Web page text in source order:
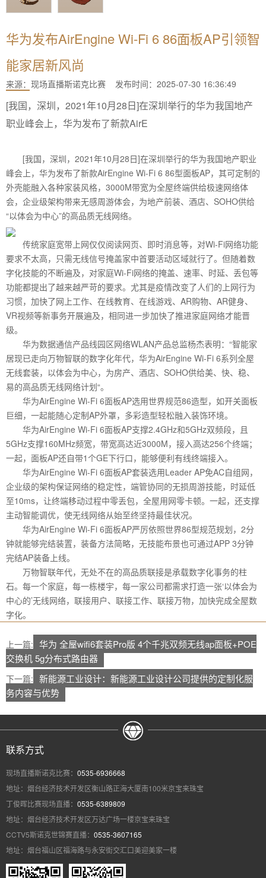
华为发布AirEngine Wi-Fi 6 86面板AP引领智
能家居新风尚
来源： 现场直播斯诺克比赛 发布时间：2025-07-30 16:36:49
[我国，深圳，2021年10月28日]在深圳举行的华为我国地产
职业峰会上，华为发布了新款AirE
[我国，深圳，2021年10月28日]在深圳举行的华为我国地产职业
峰会上，华为发布了新款AirEngine Wi-Fi 6 86型面板AP，其可定制的
外壳能融入各种家装风格，3000M带宽为全屋终端供给极速网络体
会，企业级架构带来无感周游体会，为地产前装、酒店、SOHO供给
“以体会为中心”的高品质无线网络。
传统家庭宽带上网仅仅阅读网页、即时消息等，对Wi-Fi网络功能
要求不太高，只需无线信号掩盖家中首要活动区域就行了。但随着数
字化技能的不断遍及，对家庭Wi-Fi网络的掩盖、速率、时延、丢包等
功能都提出了越来越严苛的要求。尤其是疫情改变了人们的上网行为
习惯，加快了网上工作、在线教育、在线游戏、AR购物、AR健身、
VR视频等新事务开展遍及，相同进一步加快了推进家庭网络才能晋
级。
华为数据通信产品线园区网络WLAN产品总监杨杰表明：“智能家
居现已走向万物智联的数字化年代，华为AirEngine Wi-Fi 6系列全屋
无线套装，以体会为中心，为房产、酒店、SOHO供给美、快、稳、
易的高品质无线网络计划“。
华为AirEngine Wi-Fi 6面板AP选用世界规范86造型，如开关面板
巨细，一起能随心定制AP外罩，多彩造型轻松融入装饰环境。
华为AirEngine Wi-Fi 6面板AP支撑2.4GHz和5GHz双频段，且
5GHz支撑160MHz频宽，带宽高达近3000M，接入高达256个终端；
一起，面板AP还自带1个GE下行口，能够便利有线终端接入。
华为AirEngine Wi-Fi 6面板AP套装选用Leader AP免AC自组网，
企业级的架构保证网络的稳定性，端管协同的无损周游技能，时延低
至10ms，让终端移动过程中零丢包，全屋用网零卡顿。一起，还支撑
主动智能调优，使无线网络从始至终坚持最佳状况。
华为AirEngine Wi-Fi 6面板AP严厉依照世界86型规范规划，2分
钟就能够完结装置，装备方法简略，无技能布景也可通过APP 3分钟
完结AP装备上线。
万物智联年代，无处不在的高品质联接是承载数字化事务的柱
石。每一个家庭，每一栋楼宇，每一家公司都需求打造一张‘以体会为
中心的’无线网络，联接用户、联接工作、联接万物，加快完成全屋数
字化。
上一篇: 华为 全屋wifi6套装Pro版 4个千兆双频无线ap面板+POE
交换机 5g分布式路由器
下一篇: 新能源工业设计：新能源工业设计公司提供的定制化服
务内容与优势
联系方式
现场直播斯诺克比赛： 0535-6936668
地址：烟台经济技术开发区衡山路正海大厦南100米京宝来珠宝
丁俊晖比赛现场直播： 0535-6389809
地址：烟台经济技术开发区万达广场一楼京宝来珠宝
CCTV5斯诺克世锦赛直播： 0535-3607165
地址：烟台福山区福海路与永安街交汇口美迎美家一楼